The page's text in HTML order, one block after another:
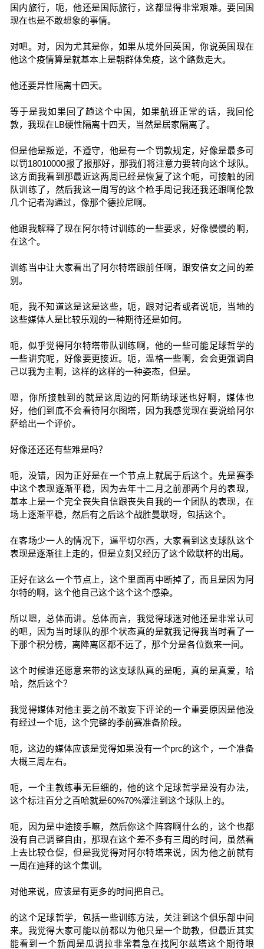
国内旅行，呃，他还是国际旅行，这都显得非常艰难。要回国
现在也是不敢想象的事情。
对吧。对，因为尤其是你，如果从境外回英国，你说英国现在
他这个疫情算是就基本上是朝群体免疫，这个路数走大。
他还要异性隔离十四天。
等于是我如果回了趟这个中国，如果航班正常的话，我回伦
敦，我现在LB硬性隔离十四天，当然是居家隔离了。
但是他是叛逆，不遵守，他是有一个罚款规定，好像是最多可
以罚18010000报了报那好，那我们将注意力要转向这个球队。
这方面我看到那最近这两周已经是恢复了这个呃，可接触的团
队训练了，然后我这一周写的这个枪手周记我还我还跟啊伦敦
几个记者沟通过，像那个德拉尼啊。
他跟我解释了现在阿尔特讨训练的一些要求，好像慢慢的啊，
在这个。
训练当中让大家看出了阿尔特塔跟前任啊，跟安倍女之间的差
别。
呃，我不知道这是这是这些，呃，跟对记者或者说呃，当地的
这些媒体人是比较乐观的一种期待还是如何。
呃，似乎觉得阿尔特塔带队训练啊，他的一些可能足球哲学的
一些讲究呢，好像要更接近。呃，温格一些啊，会会更强调自
己以我为主啊，这样的这样的一种姿态，但是。
嗯，你所接触到的就是这周边的阿斯纳球迷也好啊，媒体也
好，他们到底不会看待阿尔图塔，因为我感觉现在要说给阿尔
萨给出一个评价。
好像还还还有些难是吗？
呃，没错，因为正好是在一个节点上就属于后这个。先是赛季
中这个表现逐渐平稳，因为去年十二月之前那两个月的表现，
基本上是一个完全丧失自信跟丧失自我的一个团队的表现，在
场上逐渐平稳，然后有之后这个战胜曼联呀，包括这个。
在客场少一人的情况下，逼平切尔西，大家看到这支球队这个
表现是逐渐往上走的，但是立刻又经历了这个欧联杯的出局。
正好在这么一个节点上，这个里面再中断掉了，而且是因为阿
尔特的啊，这个他自己这个这个这个感染。
所以嗯，总体而讲。总体而言，我觉得球迷对他还是非常认可
的吧，因为当时球队的那个状态真的是就我记得我当时看了一
下那个积分榜，离降离区都不远了，那个分是各位数来一间。
这个时候谁还愿意来带的这支球队真的是呃，真的是真爱，哈
哈，然后这个？
我觉得媒体对他主要之前不敢妄下评论的一个重要原因是他没
有经过一个呃，这个完整的季前赛准备阶段。
呃，这边的媒体应该是觉得如果没有一个prc的这个，一个准备
大概三周左右。
呃，一个主教练事无巨细的，他的这个足球哲学是没有办法，
这个标注百分之百哈就是60%70%灌注到这个球队上的。
呃，因为是中途接手嘛，然后你这个阵容啊什么的，这个也都
没有自己调整自由，那现在这个差不多有三周的时间，虽然看
上去比较仓促，但是我觉得对阿尔特塔来说，因为他之前就有
一周在迪拜的这个集训。
对他来说，应该是有更多的时间把自己。
的这个足球哲学，包括一些训练方法，关注到这个俱乐部中间
来。我觉得大家可能以前都以为他只是一个助教，但最近其实
能看到一个新闻是瓜调拉非常着急在找阿尔兹塔这个期待眼